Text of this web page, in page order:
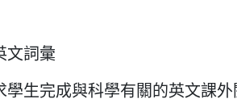
文詞彙
生完成與科學有關的英文課外